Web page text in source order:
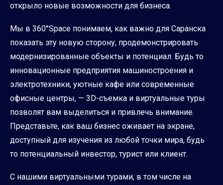
открыло новые возможности для бизнеса.
Мы в 360°Space понимаем, как важно для Саранска
показать эту новую сторону, продемонстрировать
модернизированные объекты и потенциал. Будь то
инновационные предприятия машиностроения и
электротехники, уютные кафе или современные
офисные центры, — 3D-съемка и виртуальные туры
позволят вам выделиться и привлечь внимание.
Представьте, как ваш бизнес оживает на экране,
доступный для изучения из любой точки мира, будь
то потенциальный инвестор, турист или клиент.
С нашими виртуальными турами, в том числе на